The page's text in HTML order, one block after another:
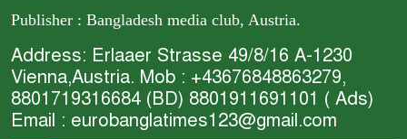
Publisher : Bangladesh media club, Austria.
Address: Erlaaer Strasse 49/8/16 A-1230
Vienna,Austria. Mob : +43676848863279,
8801719316684 (BD) 8801911691101 ( Ads)
Email : eurobanglatimes123@gmail.com